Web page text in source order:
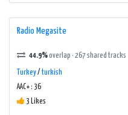
Radio Megasite
44.9%overlap · 267 shared tracks
Turkey/ turkish
AAC+ : 36
3 Likes